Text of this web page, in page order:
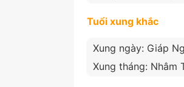
Tuổi xung khắc
Xung ngày: Giáp
Xung tháng: Nhâm